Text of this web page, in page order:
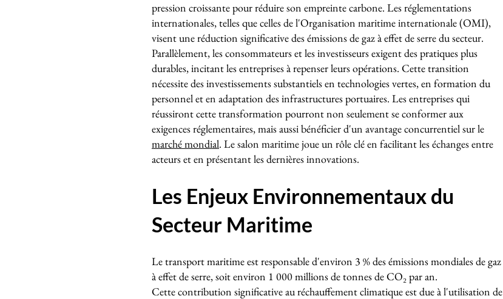
pression croissante pour réduire son empreinte carbone. Les réglementations
internationales, telles que celles de l'Organisation maritime internationale (OMI),
visent une réduction significative des émissions de gaz à effet de serre du secteur.
Parallèlement, les consommateurs et les investisseurs exigent des pratiques plus
durables, incitant les entreprises à repenser leurs opérations. Cette transition
nécessite des investissements substantiels en technologies vertes, en formation du
personnel et en adaptation des infrastructures portuaires. Les entreprises qui
réussiront cette transformation pourront non seulement se conformer aux
exigences réglementaires, mais aussi bénéficier d'un avantage concurrentiel sur le
marché mondial. Le salon maritime joue un rôle clé en facilitant les échanges entre
acteurs et en présentant les dernières innovations.
Les Enjeux Environnementaux du
Secteur Maritime
Le transport maritime est responsable d'environ 3 % des émissions mondiales de gaz
à effet de serre, soit environ 1 000 millions de tonnes de CO₂ par an.
Cette contribution significative au réchauffement climatique est due à l'utilisation de